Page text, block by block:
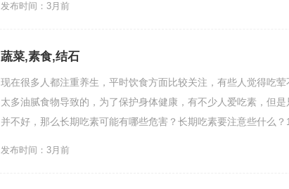
发布时间：3月前
蔬菜,素食,结石
现在很多人都注重养生，平时饮食方面比较关注，有些人觉得吃
太多油腻食物导致的，为了保护身体健康，有不少人爱吃素，但
并不好，那么长期吃素可能有哪些危害？长期吃素要注意些什么？
发布时间：3月前